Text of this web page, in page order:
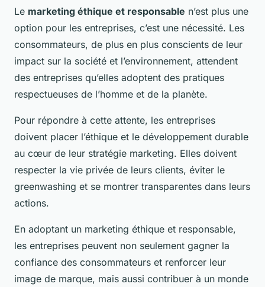
Le marketing éthique et responsable n’est plus une
option pour les entreprises, c’est une nécessité. Les
consommateurs, de plus en plus conscients de leur
impact sur la société et l’environnement, attendent
des entreprises qu’elles adoptent des pratiques
respectueuses de l’homme et de la planète.
Pour répondre à cette attente, les entreprises
doivent placer l’éthique et le développement durable
au cœur de leur stratégie marketing. Elles doivent
respecter la vie privée de leurs clients, éviter le
greenwashing et se montrer transparentes dans leurs
actions.
En adoptant un marketing éthique et responsable,
les entreprises peuvent non seulement gagner la
confiance des consommateurs et renforcer leur
image de marque, mais aussi contribuer à un monde